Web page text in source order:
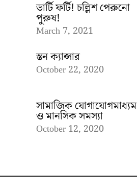
ডার্টি ফর্টি! চল্লিশ পেরুনো
পুরুষ!
March 7, 2021
স্তন ক্যান্সার
October 22, 2020
সামাজিক যোগাযোগমাধ্যম
ও মানসিক সমস্যা
October 12, 2020